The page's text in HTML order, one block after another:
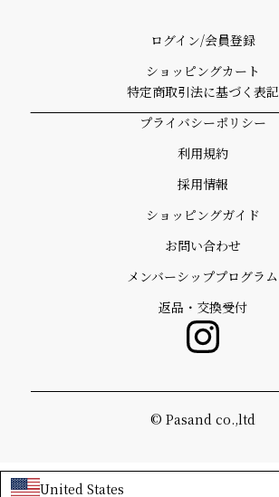
ログイン/会員登録
ショッピングカート
メンバーシッププログラム
ショッピングガイド
返品・交換受付
お問い合わせ
特定商取引法に基づく表記
プライバシーポリシー
利用規約
採用情報
©️ Pasand co.,ltd
United States